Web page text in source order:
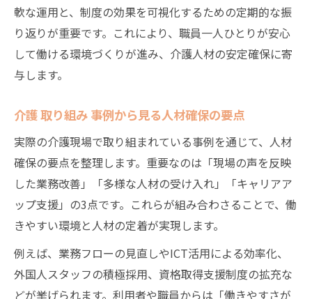
軟な運用と、制度の効果を可視化するための定期的な振
り返りが重要です。これにより、職員一人ひとりが安心
して働ける環境づくりが進み、介護人材の安定確保に寄
与します。
介護 取り組み 事例から見る人材確保の要点
実際の介護現場で取り組まれている事例を通じて、人材
確保の要点を整理します。重要なのは「現場の声を反映
した業務改善」「多様な人材の受け入れ」「キャリアア
ップ支援」の3点です。これらが組み合わさることで、働
きやすい環境と人材の定着が実現します。
例えば、業務フローの見直しやICT活用による効率化、
外国人スタッフの積極採用、資格取得支援制度の拡充な
どが挙げられます。利用者や職員からは「働きやすさが